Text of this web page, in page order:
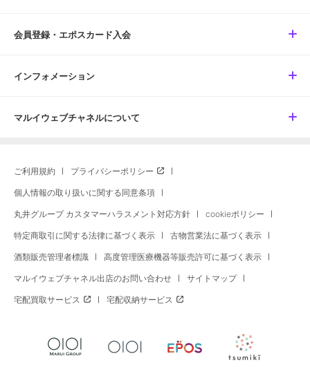
会員登録・エポスカード入会
インフォメーション
マルイウェブチャネルについて
ご利用規約 プライバシーポリシー
個人情報の取り扱いに関する同意条項
丸井グループ カスタマーハラスメント対応方針 cookieポリシー
特定商取引に関する法律に基づく表示 古物営業法に基づく表示
酒類販売管理者標識 高度管理医療機器等販売許可に基づく表示
マルイウェブチャネル出店のお問い合わせ サイトマップ
宅配買取サービス 宅配収納サービス